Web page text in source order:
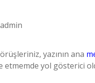
admin
yazının ana
etmemde yol gösterici